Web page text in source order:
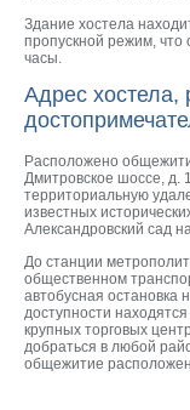
Здание хостела
пропускной режим, что
часы.
Адрес хостела,
Расположено
Дмитровское шоссе, д.
территориальную
известных
Александровский сад
До станции
общественном
автобусная остановка
доступности
крупных торговых
добраться в любой
общежитие